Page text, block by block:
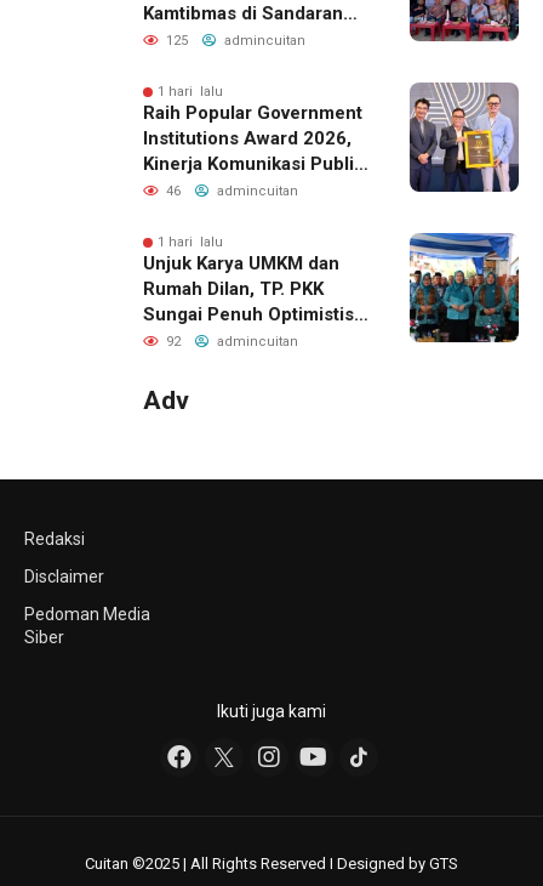
Kamtibmas di Sandaran
Galeh
125 admincuitan
1 hari lalu
Raih Popular Government
Institutions Award 2026,
Kinerja Komunikasi Publik
Kementerian ATR/BPN
46 admincuitan
1 hari lalu
Unjuk Karya UMKM dan
Rumah Dilan, TP. PKK
Sungai Penuh Optimistis
Raih Juara di Tingkat
92 admincuitan
Adv
Redaksi
Disclaimer
Pedoman Media
Siber
Ikuti juga kami
Cuitan ©2025 | All Rights Reserved I Designed by GTS